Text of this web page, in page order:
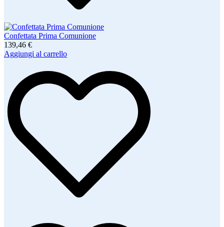
Confettata Prima Comunione
139,46 €
Aggiungi al carrello